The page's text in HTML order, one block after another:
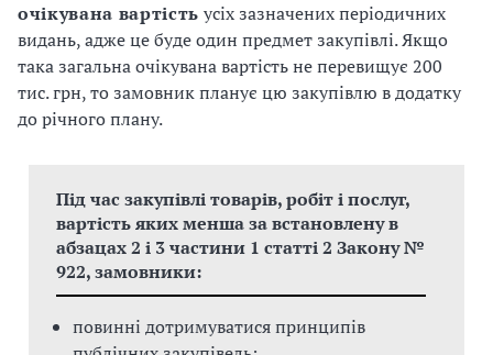
очікувана вартість усіх зазначених періодичних
видань, адже це буде один предмет закупівлі. Якщо
така загальна очікувана вартість не перевищує 200
тис. грн, то замовник планує цю закупівлю в додатку
до річного плану.
Під час закупівлі товарів, робіт і послуг,
вартість яких менша за встановлену в
абзацах 2 і 3 частини 1 статті 2 Закону №
922, замовники:
повинні дотримуватися принципів